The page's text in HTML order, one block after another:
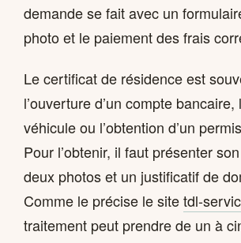
demande se fait avec un
photo et le paiement des frais
Le certificat de résidence est
l’ouverture d’un compte bancaire,
véhicule ou l’obtention d’un
Pour l’obtenir, il faut présenter
deux photos et un justificatif de
Comme le précise le sitetdl-
traitement peut prendre de un à